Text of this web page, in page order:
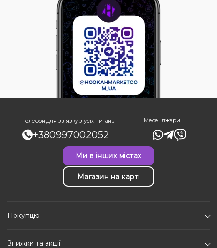
Телефон для зв'язку з усіх питань
+380997002052
Месенджери
Ми в інших містах
Магазин на карті
Покупцю
Знижки та акції